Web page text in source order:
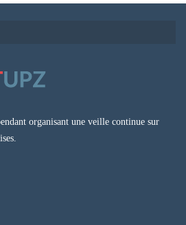
organisant une veille continue sur